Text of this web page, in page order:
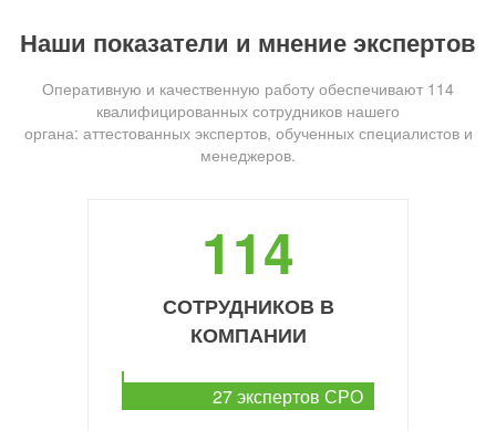
Наши показатели и мнение экспертов
Оперативную и качественную работу обеспечивают 114
квалифицированных сотрудников нашего
органа: аттестованных экспертов, обученных специалистов и
менеджеров.
114
СОТРУДНИКОВ В
КОМПАНИИ
27 экспертов СРО